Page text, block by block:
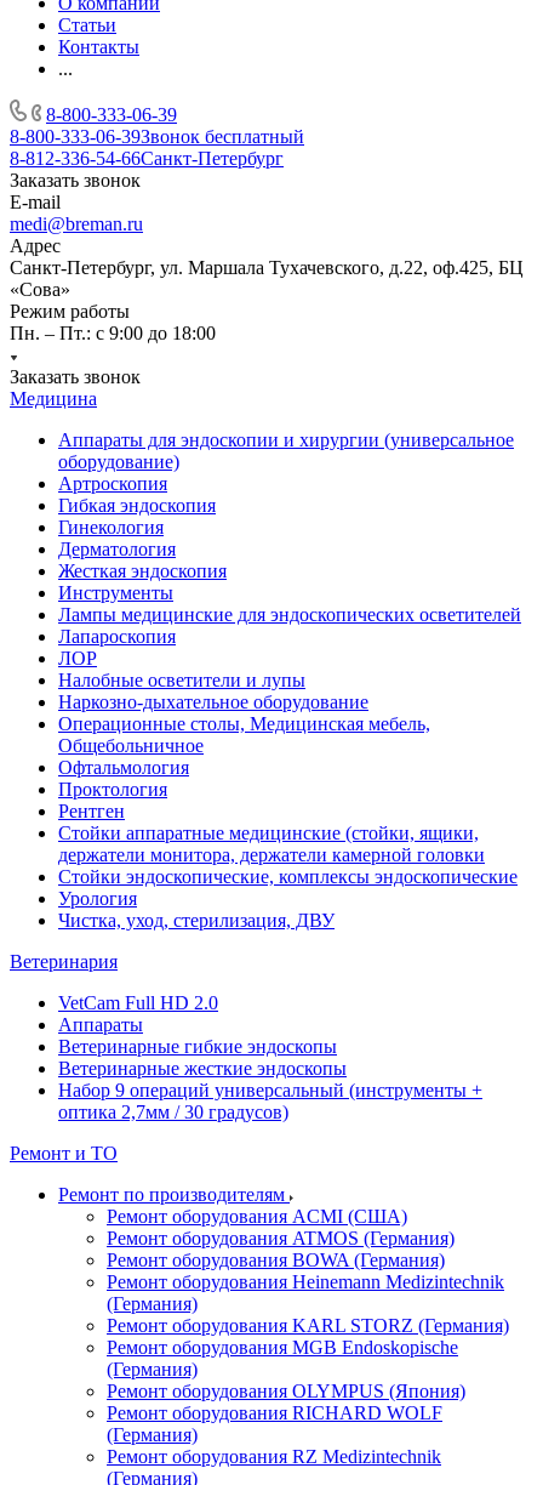
Статьи
Контакты
...
8-800-333-06-39
8-800-333-06-39Звонок бесплатный
8-812-336-54-66Санкт-Петербург
Заказать звонок
E-mail
medi@breman.ru
Адрес
Санкт-Петербург, ул. Маршала Тухачевского, д.22, оф.425, БЦ
«Сова»
Режим работы
Пн. – Пт.: с 9:00 до 18:00
Заказать звонок
Медицина
Аппараты для эндоскопии и хирургии (универсальное
оборудование)
Артроскопия
Гибкая эндоскопия
Гинекология
Дерматология
Жесткая эндоскопия
Инструменты
Лампы медицинские для эндоскопических осветителей
Лапароскопия
ЛОР
Налобные осветители и лупы
Наркозно-дыхательное оборудование
Операционные столы, Медицинская мебель,
Общебольничное
Офтальмология
Проктология
Рентген
Стойки аппаратные медицинские (стойки, ящики,
держатели монитора, держатели камерной головки
Стойки эндоскопические, комплексы эндоскопические
Урология
Чистка, уход, стерилизация, ДВУ
Ветеринария
VetCam Full HD 2.0
Аппараты
Ветеринарные гибкие эндоскопы
Ветеринарные жесткие эндоскопы
Набор 9 операций универсальный (инструменты +
оптика 2,7мм / 30 градусов)
Ремонт и ТО
Ремонт по производителям
Ремонт оборудования ACMI (США)
Ремонт оборудования ATMOS (Германия)
Ремонт оборудования BOWA (Германия)
Ремонт оборудования Heinemann Medizintechnik
(Германия)
Ремонт оборудования KARL STORZ (Германия)
Ремонт оборудования MGB Endoskopische
(Германия)
Ремонт оборудования OLYMPUS (Япония)
Ремонт оборудования RICHARD WOLF
(Германия)
Ремонт оборудования RZ Medizintechnik
(Германия)